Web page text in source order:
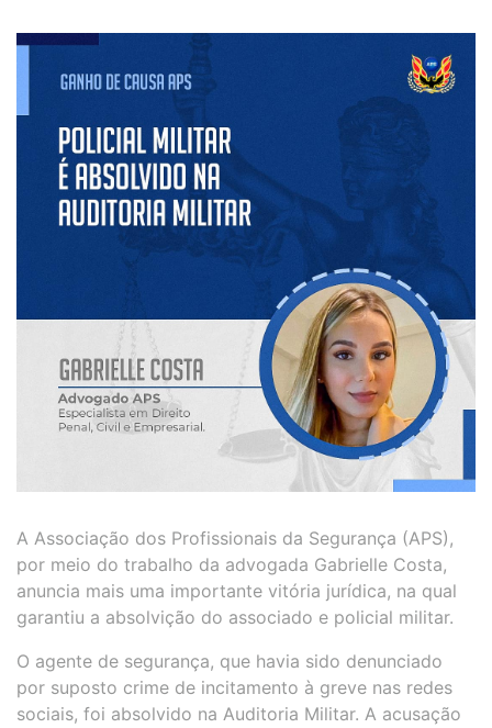
A Associação dos Profissionais da Segurança (APS),
por meio do trabalho da advogada Gabrielle Costa,
anuncia mais uma importante vitória jurídica, na qual
garantiu a absolvição do associado e policial militar.
O agente de segurança, que havia sido denunciado
por suposto crime de incitamento à greve nas redes
sociais, foi absolvido na Auditoria Militar. A acusação